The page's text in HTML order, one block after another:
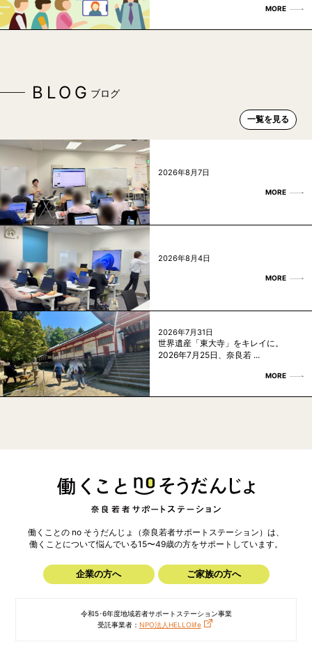
MORE
BLOG ブログ
一覧を見る
2026年8月7日
MORE
2026年8月4日
MORE
2026年7月31日
世界遺産「東大寺」をキレイに。
2026年7月25日、奈良若 ...
MORE
働くことの no そうだんじょ（奈良若者サポートステーション）は、
働くことについて悩んでいる15〜49歳の方をサポートしています。
企業の方へ ご家族の方へ
令和5･6年度地域若者サポートステーション事業
受託事業者： NPO法人HELLOlife